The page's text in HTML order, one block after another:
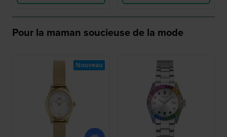
Pour la maman soucieuse de la mode
Nouveau